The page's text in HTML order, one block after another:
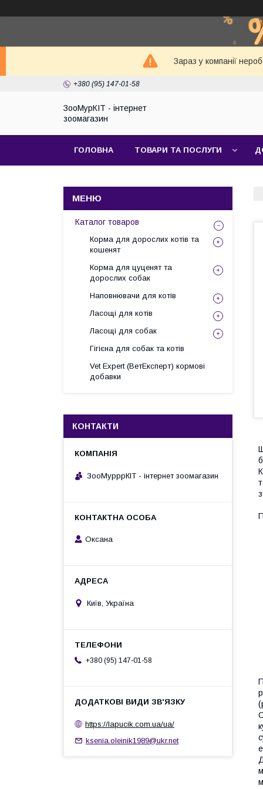
Зараз у компанії
+380 (95) 147-01-58
ЗооМурКІТ - інтернет
зоомагазин
ГОЛОВНА ТОВАРИ ТА ПОСЛУГИ
Каталог товаров
Корма для дорослих котів та
кошенят
Корма для цуценят та
дорослих собак
Наповнювачи для котів
Ласощі для котів
Ласощі для собак
Гігієна для собак та котів
Vet Expert (ВетЕксперт) кормові
добавки
КОНТАКТИ
ЗооМурррКІТ - інтернет зоомагазин
Оксана
Київ, Україна
+380 (95) 147-01-58
https://lapucik.com.ua/ua/
ksenia.oleinik1989@ukr.net